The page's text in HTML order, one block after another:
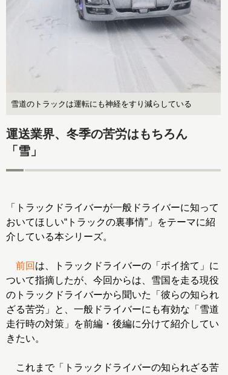
雪道のトラックは運転にも神経をすり減らしている
運送業界、冬季の苦労はもちろん
「雪」
「トラックドライバーが一般ドライバーに知って
おいてほしい“トラックの裏事情”」をテーマに紹
介している本シリーズ。
前回 は、トラックドライバーの「ポイ捨て」に
ついて指摘したが、今回からは、雪国を走る現役
のトラックドライバーから聞いた「彼らの知られ
ざる苦労」と、一般ドライバーにも有効な「雪道
走行時の対策」を前編・後編に分けて紹介してい
きたい。
これまで「トラックドライバーの知られざる苦